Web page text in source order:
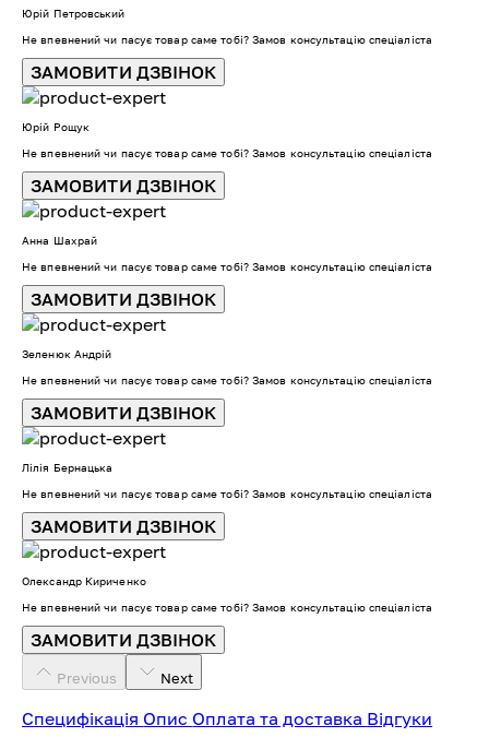
Юрій Петровський
Не впевнений чи пасує товар саме тобі? Замов консультацію спеціаліста
ЗАМОВИТИ ДЗВІНОК
Юрій Рощук
Не впевнений чи пасує товар саме тобі? Замов консультацію спеціаліста
ЗАМОВИТИ ДЗВІНОК
Анна Шахрай
Не впевнений чи пасує товар саме тобі? Замов консультацію спеціаліста
ЗАМОВИТИ ДЗВІНОК
Зеленюк Андрій
Не впевнений чи пасує товар саме тобі? Замов консультацію спеціаліста
ЗАМОВИТИ ДЗВІНОК
Лілія Бернацька
Не впевнений чи пасує товар саме тобі? Замов консультацію спеціаліста
ЗАМОВИТИ ДЗВІНОК
Олександр Кириченко
Не впевнений чи пасує товар саме тобі? Замов консультацію спеціаліста
ЗАМОВИТИ ДЗВІНОК
Previous Next
Специфікація Опис Оплата та доставка Відгуки